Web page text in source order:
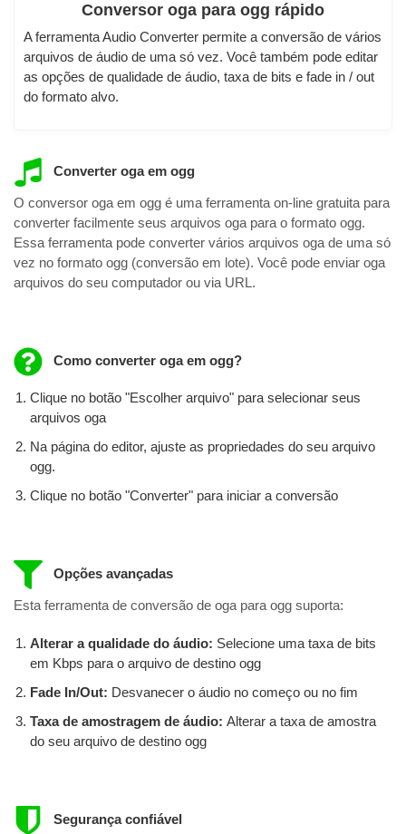
Conversor oga para ogg rápido
A ferramenta Audio Converter permite a conversão de vários
arquivos de áudio de uma só vez. Você também pode editar
as opções de qualidade de áudio, taxa de bits e fade in / out
do formato alvo.
Converter oga em ogg
O conversor oga em ogg é uma ferramenta on-line gratuita para
converter facilmente seus arquivos oga para o formato ogg.
Essa ferramenta pode converter vários arquivos oga de uma só
vez no formato ogg (conversão em lote). Você pode enviar oga
arquivos do seu computador ou via URL.
Como converter oga em ogg?
Clique no botão "Escolher arquivo" para selecionar seus
arquivos oga
Na página do editor, ajuste as propriedades do seu arquivo
ogg.
Clique no botão "Converter" para iniciar a conversão
Opções avançadas
Esta ferramenta de conversão de oga para ogg suporta:
Alterar a qualidade do áudio: Selecione uma taxa de bits
em Kbps para o arquivo de destino ogg
Fade In/Out: Desvanecer o áudio no começo ou no fim
Taxa de amostragem de áudio: Alterar a taxa de amostra
do seu arquivo de destino ogg
Segurança confiável